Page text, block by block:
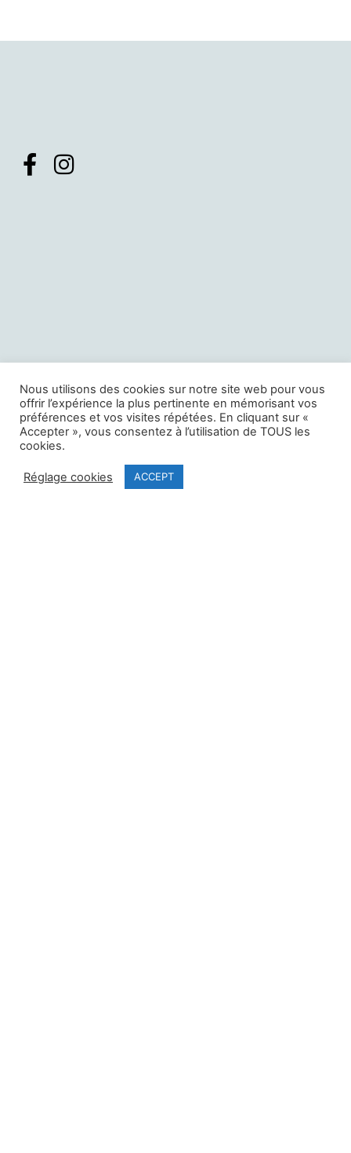
Téléphone:01 42 94 21 32r
Email:musichallshowroom@gmail.com
67 bis rue de Rome, 75008 Paris
Nous utilisons des cookies sur notre site web pour vous
offrir l’expérience la plus pertinente en mémorisant vos
préférences et vos visites répétées. En cliquant sur «
Accepter », vous consentez à l’utilisation de TOUS les
cookies.
Réglage cookies ACCEPT